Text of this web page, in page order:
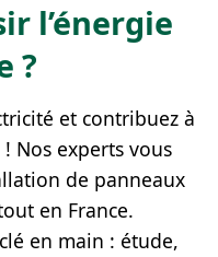
l’énergie
?
et contribuez à
Nos experts vous
de panneaux
en France.
en main : étude,